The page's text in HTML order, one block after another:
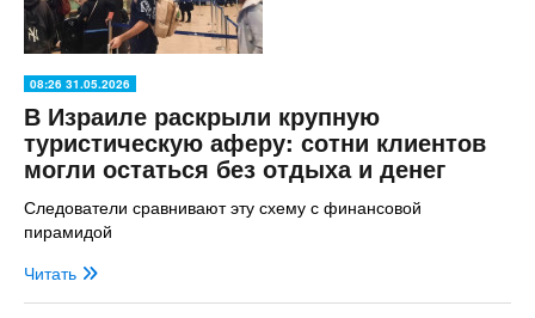
08:26 31.05.2026
В Израиле раскрыли крупную
туристическую аферу: сотни клиентов
могли остаться без отдыха и денег
Следователи сравнивают эту схему с финансовой
пирамидой
Читать